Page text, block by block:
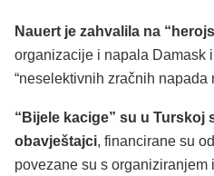
Nauert je zahvalila na
organizacije i napala Damask
“neselektivnih zračnih napada
“Bijele kacige” su u Turskoj
obavještajci, financirane su
povezane su s organiziranjem